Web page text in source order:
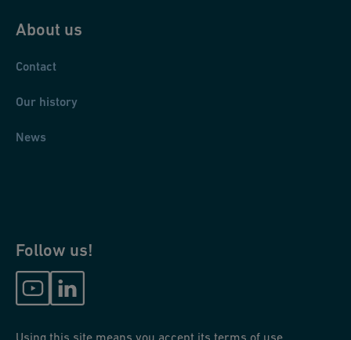
About us
Contact
Our history
News
Follow us!
Using this site means you accept its terms of use.